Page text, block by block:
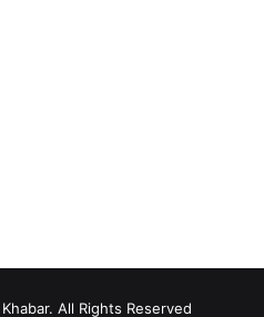
All Rights Reserved